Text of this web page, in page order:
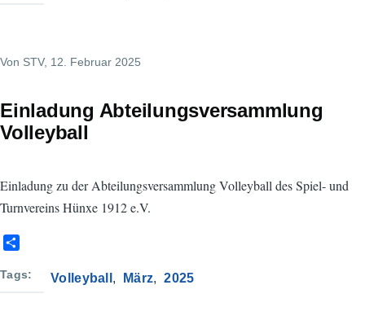
Von STV, 12. Februar 2025
Einladung Abteilungsversammlung
Volleyball
Einladung zu der Abteilungsversammlung Volleyball des Spiel- und
Turnvereins Hünxe 1912 e.V.
a
Tags Volleyball März 2025